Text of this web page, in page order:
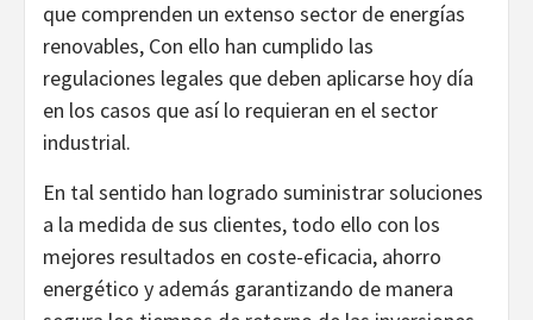
que comprenden un extenso sector de energías
renovables, Con ello han cumplido las
regulaciones legales que deben aplicarse hoy día
en los casos que así lo requieran en el sector
industrial.
En tal sentido han logrado suministrar soluciones
a la medida de sus clientes, todo ello con los
mejores resultados en coste-eficacia, ahorro
energético y además garantizando de manera